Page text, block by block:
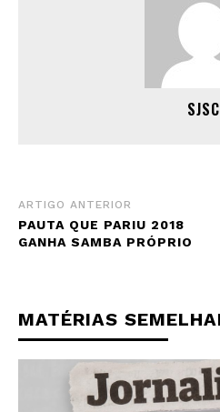
SJSC
ARTIGO ANTERIOR
PAUTA QUE PARIU 2018
GANHA SAMBA PRÓPRIO
MATÉRIAS